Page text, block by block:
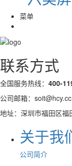
菜单
联系方式
全国服务热线： 400-
公司邮箱：soit@hcy.cc
地址：深圳市福田区
关于我
公司简介